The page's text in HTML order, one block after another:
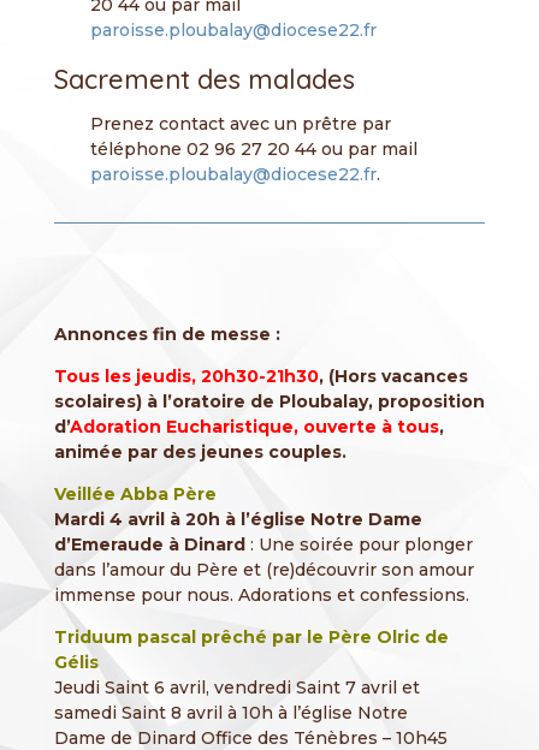
20 44 ou par mail
paroisse.ploubalay@diocese22.fr
Sacrement des malades
Prenez contact avec un prêtre par
téléphone 02 96 27 20 44 ou par mail
paroisse.ploubalay@diocese22.fr.
Annonces fin de messe :
Tous les jeudis, 20h30-21h30, (Hors vacances
scolaires) à l’oratoire de Ploubalay, proposition
d’Adoration Eucharistique, ouverte à tous,
animée par des jeunes couples.
Veillée Abba Père
Mardi 4 avril à 20h à l’église Notre Dame
d’Emeraude à Dinard: Une soirée pour plonger
dans l’amour du Père et (re)découvrir son amour
immense pour nous. Adorations et confessions.
Triduum pascal prêché par le Père Olric de
Gélis
Jeudi Saint 6 avril, vendredi Saint 7 avril et
samedi Saint 8 avril à 10h à l’église Notre
Dame de Dinard Office des Ténèbres – 10h45